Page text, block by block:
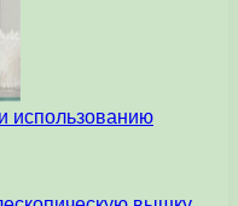
использованию